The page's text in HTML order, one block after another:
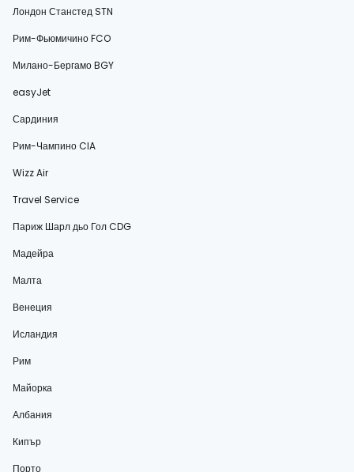
Лондон Станстед STN
Рим-Фьюмичино FCO
Милано-Бергамо BGY
easyJet
Сардиния
Рим-Чампино CIA
Wizz Air
Travel Service
Париж Шарл дьо Гол CDG
Мадейра
Малта
Венеция
Исландия
Рим
Майорка
Албания
Кипър
Порто